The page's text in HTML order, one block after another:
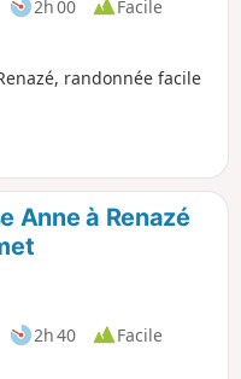
2h 00
Facile
randonnée facile
Anne à Renazé
2h 40
Facile